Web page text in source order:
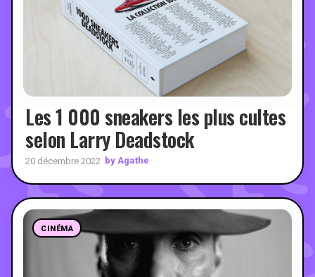
Les 1 000 sneakers les plus cultes
selon Larry Deadstock
20 décembre 2022 by Agathe
CINÉMA